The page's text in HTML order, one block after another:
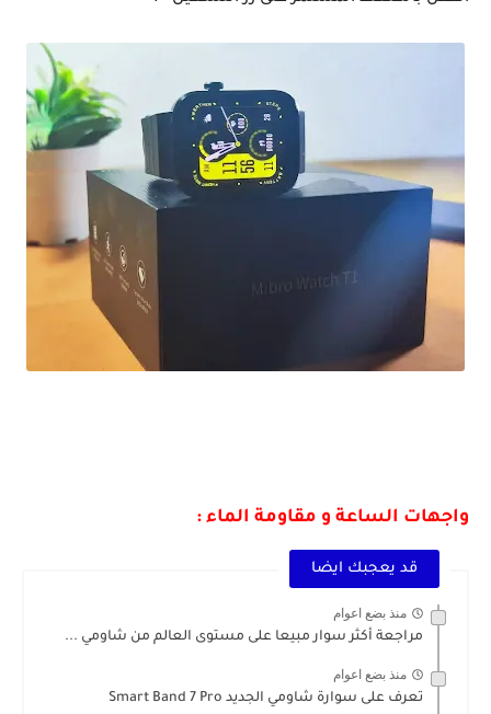
واجهات الساعة و مقاومة الماء :
قد يعجبك ايضا
منذ بضع اعوام
مراجعة أكثر سوار مبيعا على مستوى العالم من شاومي ...
منذ بضع اعوام
تعرف على سوارة شاومي الجديد Smart Band 7 Pro